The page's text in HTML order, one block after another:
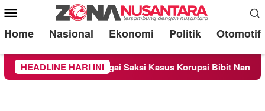
Mobile
Menu
Home Nasional Ekonomi Politik Otomotif
HEADLINE HARI INI
Sebagai Saksi Kasus Korupsi Bibit Nanas Sulsel Rp